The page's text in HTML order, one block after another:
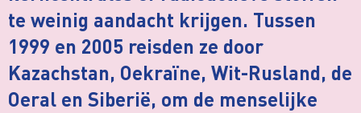
te weinig aandacht krijgen. Tussen
1999 en 2005 reisden ze door
Kazachstan, Oekraïne, Wit-Rusland, de
Oeral en Siberië, om de menselijke